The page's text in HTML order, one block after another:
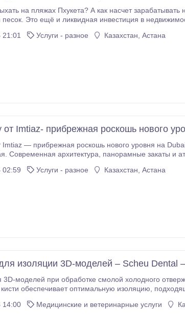
пляжах Пхукета? А как насчет зарабатывать на этом? Пхукет — это не только
и ликвидная инвестиция в недвижимость, которая работает на вас. Команда Vera Visio с 17-
и достоверной информацией о лучших объектах 29 и 30 мая в Radisson Blu Hotel, Астана
21:01 Услуги - разное Казахстан, Астана
от Imtiaz- прибрежная роскошь нового
Imtiaz — прибрежная роскошь нового уровня на
и зоны отдыха у
02:59 Услуги - разное Казахстан, Астана
изоляции 3D-моделей – Scheu Dental
при обработке смолой холодного отверждения, например STEADY-RESIN S.
14:00
Медицинские и ветеринарные услуги